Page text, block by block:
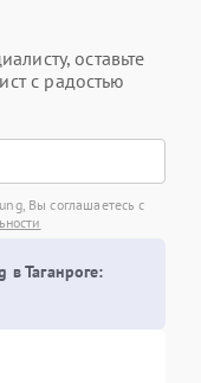
оставьте
с радостью
Вы соглашаетесь с
в Таганроге: